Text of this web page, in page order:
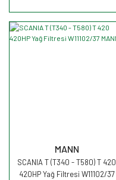
MANN
SCANIA T (T340 - T580) T 420
420HP Yağ Filtresi W11102/37